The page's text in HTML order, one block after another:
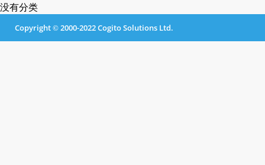
没有分类
Copyright © 2000-2022 Cogito Solutions Ltd.